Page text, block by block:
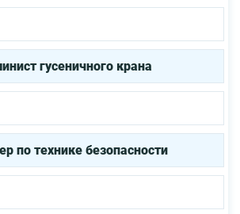
гусеничного крана
по технике безопасности